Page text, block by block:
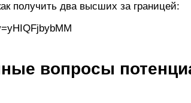
получить два высших за границей:
вопросы